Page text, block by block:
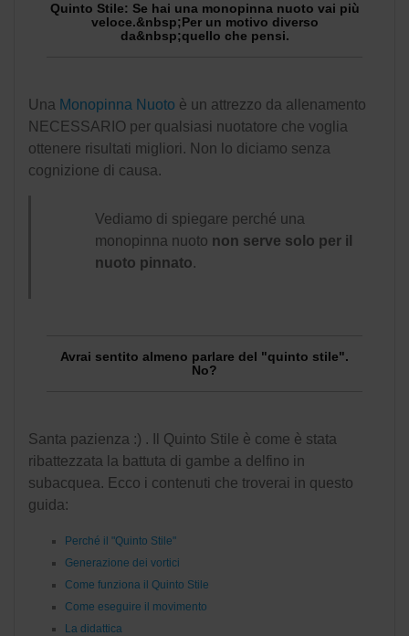
Quinto Stile: Se hai una monopinna nuoto vai più
veloce.&nbsp;Per un motivo diverso
da&nbsp;quello che pensi.
Una Monopinna Nuoto è un attrezzo da allenamento
NECESSARIO per qualsiasi nuotatore che voglia
ottenere risultati migliori. Non lo diciamo senza
cognizione di causa.
Vediamo di spiegare perché una
monopinna nuoto non serve solo per il
nuoto pinnato.
Avrai sentito almeno parlare del "quinto stile".
No?
Santa pazienza :) . Il Quinto Stile è come è stata
ribattezzata la battuta di gambe a delfino in
subacquea. Ecco i contenuti che troverai in questo
guida:
Perché il "Quinto Stile"
Generazione dei vortici
Come funziona il Quinto Stile
Come eseguire il movimento
La didattica